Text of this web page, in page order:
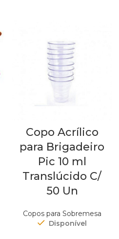
Copo Acrílico
para Brigadeiro
Pic 10 ml
Translúcido C/
50 Un
Copos para Sobremesa
Disponível